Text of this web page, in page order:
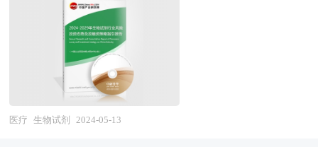
锁行业竞争格局及“十四五”企业投资战略研究报
告》由中研普华集团下属产业研究院的资深专家和
研究人员通过周密的市场调研，参考国家统计局、
政府部门机构发布的最新权威数据，并对多位业内
资深专家进行深入访谈的基础上，通过相关市场研
究的工具、理论和模型撰写而成。本报告总结
业定位和发展方向有重要参考价值。
改委、国家经济信息中心、国务院发展研究中心、
国家海关总署、中国经济景气监测中心、中国行业
研究网、国内外相关报刊杂志的基础信息以及止血
药专业研究单位等公布和提供的大量资料。对我国
止血药的行业现状、市场各类经营指标的情况、重
点企业状况、区域市场发展情况等内容进行详细的
中国和印度、俄罗斯等新兴热点地区的风险投资市
场发展快速升温。中国的风险投资起步于20世纪80
年代，在市场经济的大潮中，中国的风险投资事业
已经有了较大的发展。随着中国经济持续稳定地高
速增长和资本市场的逐步完善，中国的资本市场在
最近几年呈现出强劲的增长态势，投资于中国市场
医疗 生物试剂 2024-05-13